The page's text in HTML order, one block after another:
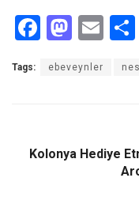
F
ce
o
M
st
o
E
ail
Tags: ebeveynler
Kolonya Hediye